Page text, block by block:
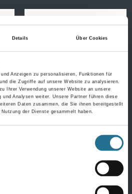
Details Über Cookies
Anzeigen zu personalisieren, Funktionen für
die Zugriffe auf unsere Website zu analysieren.
Ihrer Verwendung unserer Website an unsere
und Analysen weiter. Unsere Partner führen diese
Daten zusammen, die Sie ihnen bereitgestellt
der Dienste gesammelt haben.